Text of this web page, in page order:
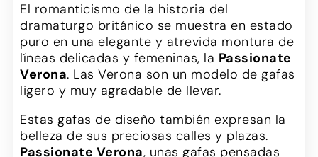
El romanticismo de la historia del
dramaturgo británico se muestra en estado
puro en una elegante y atrevida montura de
líneas delicadas y femeninas, la Passionate
Verona. Las Verona son un modelo de gafas
ligero y muy agradable de llevar.
Estas gafas de diseño también expresan la
belleza de sus preciosas calles y plazas.
Passionate Verona, unas gafas pensadas